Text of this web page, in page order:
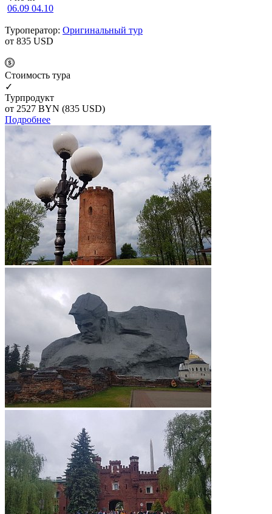
06.09 04.10
Туроператор: Оригинальный тур
от 835 USD
Cтоимость тура
✓
Турпродукт
от 2527 BYN (835 USD)
Подробнее